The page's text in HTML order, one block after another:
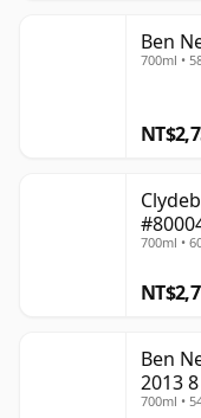
Ben
700ml •
700ml •
Ben
2013
700ml •